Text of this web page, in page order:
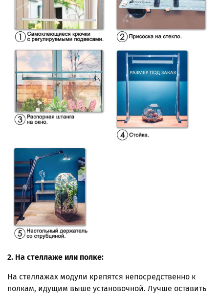
2. На стеллаже или полке:
На стеллажах модули крепятся непосредственно к
полкам, идущим выше установочной. Лучше оставить